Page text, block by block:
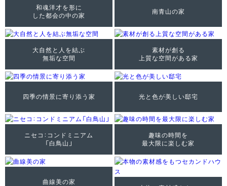
和魂洋才を形に
した都会の中の家
南青山の家
大自然と人を結ぶ
無垢な空間
素材が創る
上質な空間がある家
四季の情景に寄り添う家 光と色が美しい邸宅
ニセコ：コンドミニアム
「白鳥山」
趣味の時間を
最大限に楽しむ家
曲線美の家